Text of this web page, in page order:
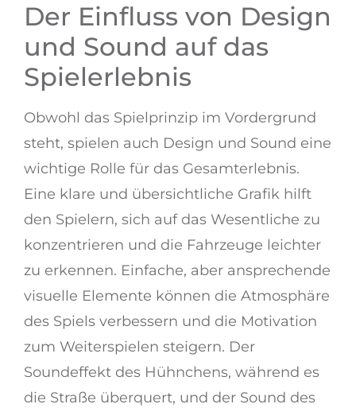
Der Einfluss von Design
und Sound auf das
Spielerlebnis
Obwohl das Spielprinzip im Vordergrund
steht, spielen auch Design und Sound eine
wichtige Rolle für das Gesamterlebnis.
Eine klare und übersichtliche Grafik hilft
den Spielern, sich auf das Wesentliche zu
konzentrieren und die Fahrzeuge leichter
zu erkennen. Einfache, aber ansprechende
visuelle Elemente können die Atmosphäre
des Spiels verbessern und die Motivation
zum Weiterspielen steigern. Der
Soundeffekt des Hühnchens, während es
die Straße überquert, und der Sound des